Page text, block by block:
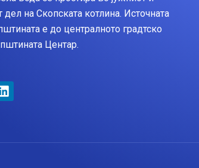
дел на Скопската котлина. Источната
е до централното градтско
Центар.
L
i